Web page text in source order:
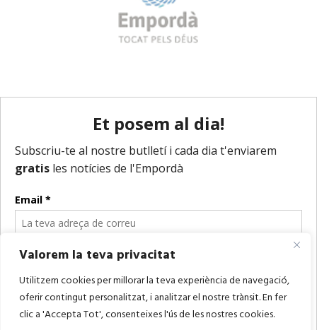
Valorem la teva privacitat
Utilitzem cookies per millorar la teva experiència de navegació,
oferir contingut personalitzat, i analitzar el nostre trànsit. En fer
clic a 'Accepta Tot', consenteixes l'ús de les nostres cookies.